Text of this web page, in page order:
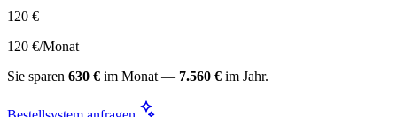
120 €
120 €/Monat
Sie sparen 630 € im Monat — 7.560 € im Jahr.